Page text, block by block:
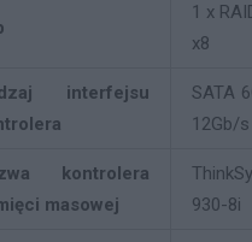
1 x
x8
interfejsu
SATA
12Gb/s
kontrolera
masowej
930-8i